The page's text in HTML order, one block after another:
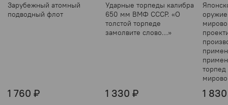
Зарубежный атомный
подводный флот
1 760 ₽
Ударные торпеды калибра
650 мм ВМФ СССР. «О
толстой торпеде
замолвите слово…»
1 330 ₽ 1